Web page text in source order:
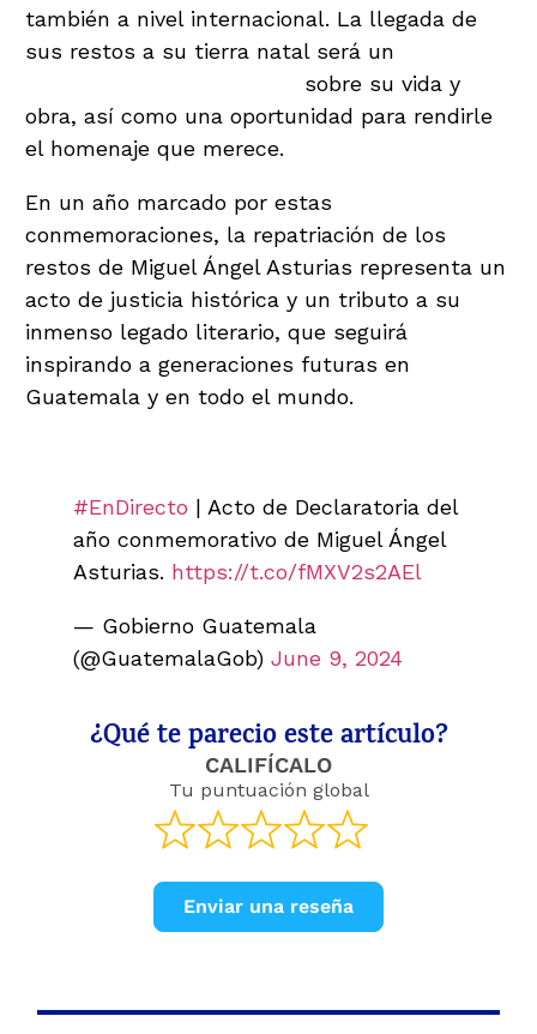
también a nivel internacional. La llegada de
sus restos a su tierra natal será un
sobre su vida y
obra, así como una oportunidad para rendirle
el homenaje que merece.
En un año marcado por estas
conmemoraciones, la repatriación de los
restos de Miguel Ángel Asturias representa un
acto de justicia histórica y un tributo a su
inmenso legado literario, que seguirá
inspirando a generaciones futuras en
Guatemala y en todo el mundo.
#EnDirecto | Acto de Declaratoria del
año conmemorativo de Miguel Ángel
Asturias. https://t.co/fMXV2s2AEl
— Gobierno Guatemala
(@GuatemalaGob) June 9, 2024
¿Qué te parecio este artículo?
CALIFÍCALO
Tu puntuación global
Enviar una reseña